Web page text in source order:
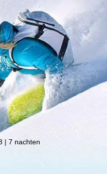
kortingsacties!
| 7 nachten